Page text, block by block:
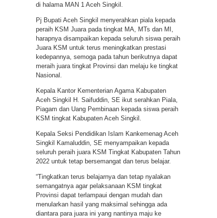
di halama MAN 1 Aceh Singkil.
Pj Bupati Aceh Singkil menyerahkan piala kepada
peraih KSM Juara pada tingkat MA, MTs dan MI,
harapnya disampaikan kepada seluruh siswa peraih
Juara KSM untuk terus meningkatkan prestasi
kedepannya, semoga pada tahun berikutnya dapat
meraih juara tingkat Provinsi dan melaju ke tingkat
Nasional.
Kepala Kantor Kementerian Agama Kabupaten
Aceh Singkil H. Saifuddin, SE ikut serahkan Piala,
Piagam dan Uang Pembinaan kepada siswa peraih
KSM tingkat Kabupaten Aceh Singkil.
Kepala Seksi Pendidikan Islam Kankemenag Aceh
Singkil Kamaluddin, SE menyampaikan kepada
seluruh peraih juara KSM Tingkat Kabupaten Tahun
2022 untuk tetap bersemangat dan terus belajar.
“Tingkatkan terus belajarnya dan tetap nyalakan
semangatnya agar pelaksanaan KSM tingkat
Provinsi dapat terlampaui dengan mudah dan
menularkan hasil yang maksimal sehingga ada
diantara para juara ini yang nantinya maju ke